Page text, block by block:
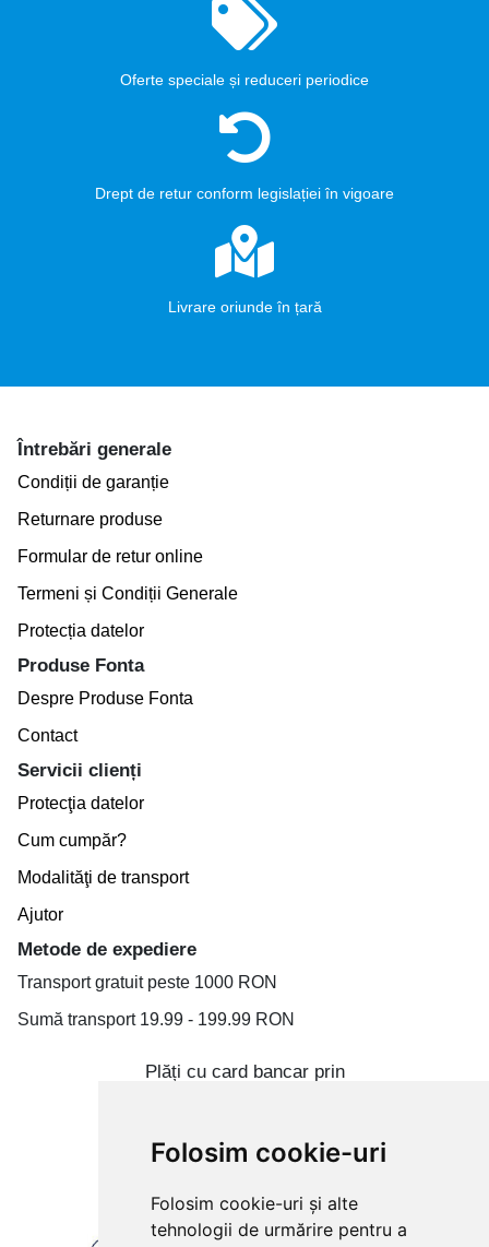
Folosim cookie-uri
Folosim cookie-uri și alte
tehnologii de urmărire pentru a
Oferte speciale și reduceri periodice
Drept de retur conform legislației în vigoare
Livrare oriunde în țară
Întrebări generale
Condiții de garanție
Returnare produse
Formular de retur online
Termeni și Condiții Generale
Protecția datelor
Produse Fonta
Despre Produse Fonta
Contact
Servicii clienți
Protecţia datelor
Cum cumpăr?
Modalităţi de transport
Ajutor
Metode de expediere
Transport gratuit peste 1000 RON
Sumă transport 19.99 - 199.99 RON
Plăți cu card bancar prin